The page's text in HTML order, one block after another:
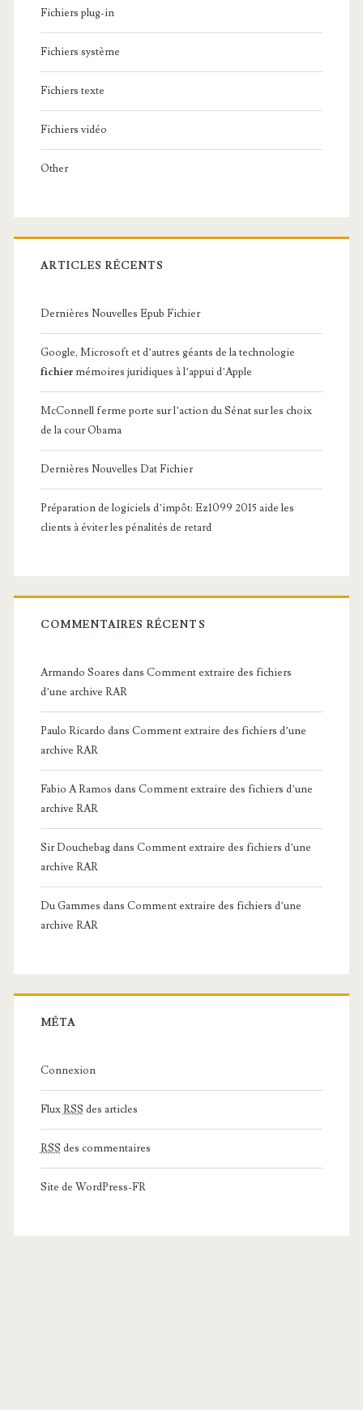
Fichiers plug-in
Fichiers système
Fichiers texte
Fichiers vidéo
Other
ARTICLES RÉCENTS
Dernières Nouvelles Epub Fichier
Google, Microsoft et d’autres géants de la technologie
fichier mémoires juridiques à l’appui d’Apple
McConnell ferme porte sur l’action du Sénat sur les choix
de la cour Obama
Dernières Nouvelles Dat Fichier
Préparation de logiciels d’impôt: Ez1099 2015 aide les
clients à éviter les pénalités de retard
COMMENTAIRES RÉCENTS
Armando Soares dans Comment extraire des fichiers
d’une archive RAR
Paulo Ricardo dans Comment extraire des fichiers d’une
archive RAR
Fabio A Ramos dans Comment extraire des fichiers d’une
archive RAR
Sir Douchebagdans Comment extraire des fichiers d’une
archive RAR
Du Gammes dans Comment extraire des fichiers d’une
archive RAR
MÉTA
Connexion
FluxRSS des articles
RSS des commentaires
Site de WordPress-FR